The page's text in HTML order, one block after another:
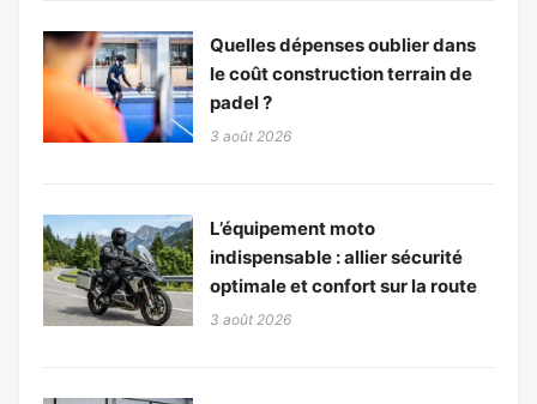
Quelles dépenses oublier dans
le coût construction terrain de
padel ?
3 août 2026
L’équipement moto
indispensable : allier sécurité
optimale et confort sur la route
3 août 2026